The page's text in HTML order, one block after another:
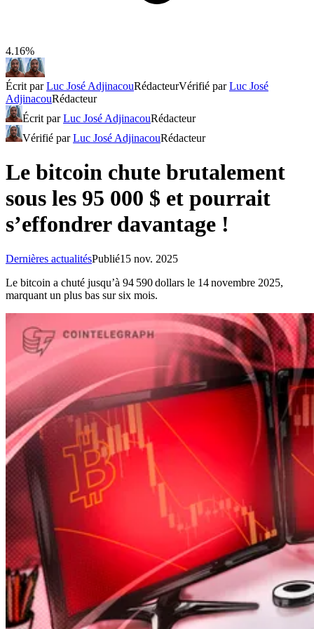
4.16%
Écrit parLuc José AdjinacouRédacteurVérifié parLuc José
AdjinacouRédacteur
Écrit parLuc José AdjinacouRédacteur
Vérifié parLuc José AdjinacouRédacteur
Le bitcoin chute brutalement
sous les 95 000 $ et pourrait
s’effondrer davantage !
Dernières actualitésPublié15 nov. 2025
Le bitcoin a chuté jusqu’à 94 590 dollars le 14 novembre 2025,
marquant un plus bas sur six mois.